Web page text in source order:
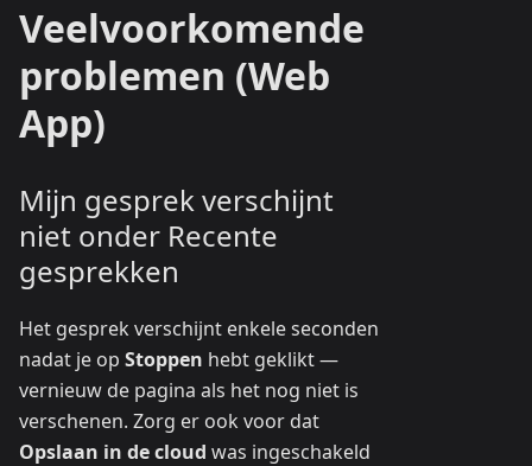
Veelvoorkomende
problemen (Web
App)
Mijn gesprek verschijnt
niet onder Recente
gesprekken
Het gesprek verschijnt enkele seconden
nadat je op Stoppen hebt geklikt —
vernieuw de pagina als het nog niet is
verschenen. Zorg er ook voor dat
Opslaan in de cloud was ingeschakeld